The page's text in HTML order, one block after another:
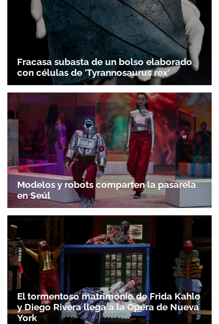
Fracasa subasta de un bolso elaborado
con células de 'Tyrannosaurus rex'
Modelos y robots comparten la pasarela
en Seúl
El tormentoso matrimonio de Frida Kahlo
y Diego Rivera llega a la Ópera de Nueva
York